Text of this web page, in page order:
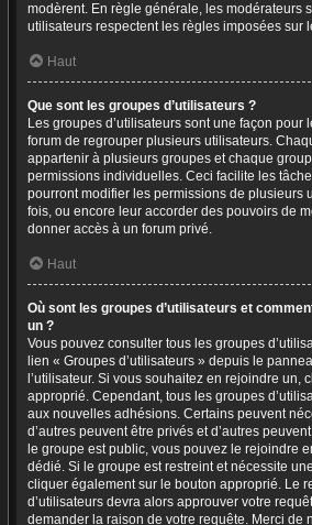
modèrent. En règle générale, les modérateurs
utilisateurs respectent les règles imposées sur
Haut
Que sont les groupes d’utilisateurs ?
Les groupes d’utilisateurs sont une façon pour
forum de regrouper plusieurs utilisateurs.
appartenir à plusieurs groupes et chaque
permissions individuelles. Ceci facilite les
pourront modifier les permissions de plusieurs
fois, ou encore leur accorder des pouvoirs de
donner accès à un forum privé.
Haut
Où sont les groupes d’utilisateurs et
un ?
Vous pouvez consulter tous les groupes
lien « Groupes d’utilisateurs » depuis le
l’utilisateur. Si vous souhaitez en rejoindre un,
approprié. Cependant, tous les groupes
aux nouvelles adhésions. Certains peuvent
d’autres peuvent être privés et d’autres
le groupe est public, vous pouvez le rejoindre
dédié. Si le groupe est restreint et nécessite
cliquer également sur le bouton approprié. Le
d’utilisateurs devra alors approuver votre
demander la raison de votre requête. Merci de